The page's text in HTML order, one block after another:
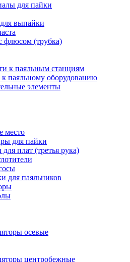
для пайки
выпайки
флюсом (трубка)
к паяльным станциям
к паяльному оборудованию
элементы
место
для пайки
плат (третья рука)
для паяльников
осевые
центробежные